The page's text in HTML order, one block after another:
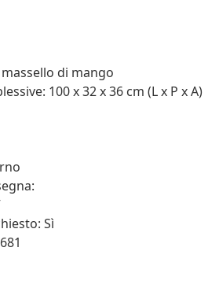
di mango
100 x 32 x 36 cm (L x P x A)
Sì